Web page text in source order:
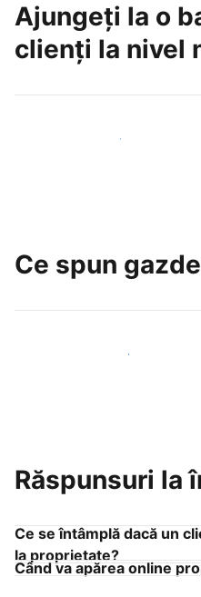
Ajungeți la o
clienți la nivel
Atrageți noi oaspeți astăzi
Ce spun
Alăturați-vă gazdelor ca
Răspunsuri la
Ce se întâmplă dacă un
la proprietate?
Când va apărea online